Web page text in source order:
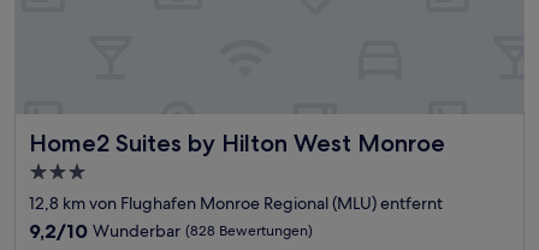
Home2 Suites by Hilton West Monroe
Home2 Suites by Hilton West Monroe
3.0-
Sterne-
Unterkunft
12,8 km von Flughafen Monroe Regional (MLU) entfernt
9.2
9,2/10 Wunderbar (828 Bewertungen)